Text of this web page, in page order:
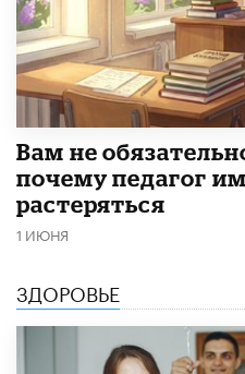
​Вам не
почему педагог
растеряться
1 ИЮНЯ
ЗДОРОВЬЕ